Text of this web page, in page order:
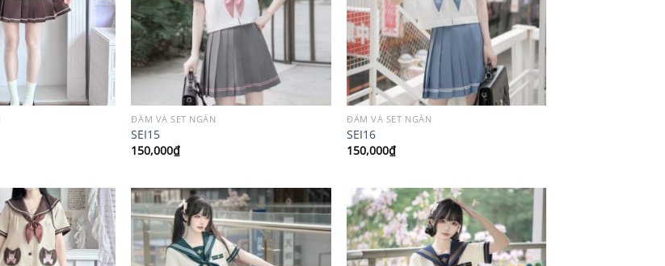
ĐẦM VÀ SET NGẮN
SEI15
150,000₫
ĐẦM VÀ SET NGẮN
SEI16
150,000₫